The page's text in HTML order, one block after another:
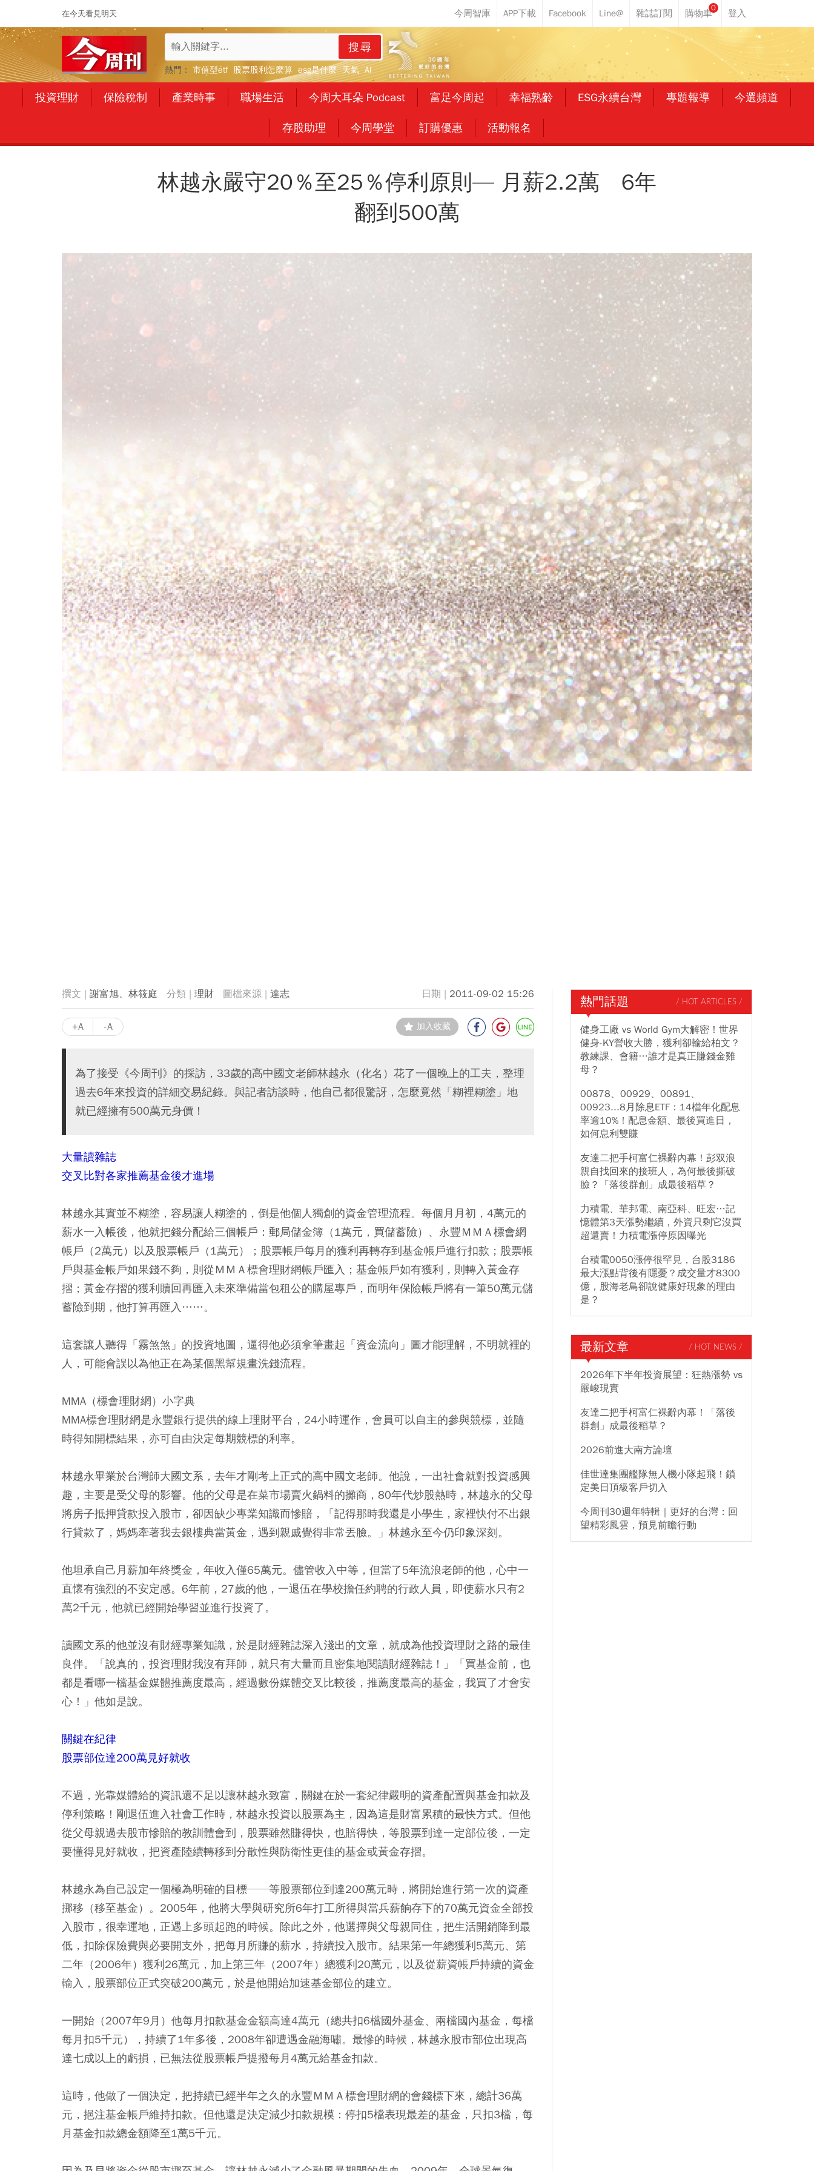
在今天看見明天
0
搜尋
熱門： 市值型etf 股票股利怎麼算 esg是什麼 天氣 AI
投資理財 保險稅制 產業時事 職場生活 今周大耳朵 Podcast 富足今周起 幸福熟齡 ESG永續台灣 專題報導 今選頻道
存股助理 今周學堂 訂購優惠 活動報名
林越永嚴守20％至25％停利原則— 月薪2.2萬 6年
翻到500萬
謝富旭、林筱庭 理財 達志 2011-09-02 15:26
+A -A 加入收藏
為了接受《今周刊》的採訪，33歲的高中國文老師林越永（化名）花了一個晚上的工夫，整理
過去6年來投資的詳細交易紀錄。與記者訪談時，他自己都很驚訝，怎麼竟然「糊裡糊塗」地
就已經擁有500萬元身價！
大量讀雜誌
交叉比對各家推薦基金後才進場
林越永其實並不糊塗，容易讓人糊塗的，倒是他個人獨創的資金管理流程。每個月月初，4萬元的
薪水一入帳後，他就把錢分配給三個帳戶：郵局儲金簿（1萬元，買儲蓄險）、永豐ＭＭＡ標會網
帳戶（2萬元）以及股票帳戶（1萬元）；股票帳戶每月的獲利再轉存到基金帳戶進行扣款；股票帳
戶與基金帳戶如果錢不夠，則從ＭＭＡ標會理財網帳戶匯入；基金帳戶如有獲利，則轉入黃金存
摺；黃金存摺的獲利贖回再匯入未來準備當包租公的購屋專戶，而明年保險帳戶將有一筆50萬元儲
蓄險到期，他打算再匯入……。
這套讓人聽得「霧煞煞」的投資地圖，逼得他必須拿筆畫起「資金流向」圖才能理解，不明就裡的
人，可能會誤以為他正在為某個黑幫規畫洗錢流程。
MMA（標會理財網）小字典
MMA標會理財網是永豐銀行提供的線上理財平台，24小時運作，會員可以自主的參與競標，並隨
時得知開標結果，亦可自由決定每期競標的利率。
林越永畢業於台灣師大國文系，去年才剛考上正式的高中國文老師。他說，一出社會就對投資感興
趣，主要是受父母的影響。他的父母是在菜市場賣火鍋料的攤商，80年代炒股熱時，林越永的父母
將房子抵押貸款投入股市，卻因缺少專業知識而慘賠，「記得那時我還是小學生，家裡快付不出銀
行貸款了，媽媽牽著我去銀樓典當黃金，遇到親戚覺得非常丟臉。」林越永至今仍印象深刻。
他坦承自己月薪加年終獎金，年收入僅65萬元。儘管收入中等，但當了5年流浪老師的他，心中一
直懷有強烈的不安定感。6年前，27歲的他，一退伍在學校擔任約聘的行政人員，即使薪水只有2
萬2千元，他就已經開始學習並進行投資了。
讀國文系的他並沒有財經專業知識，於是財經雜誌深入淺出的文章，就成為他投資理財之路的最佳
良伴。「說真的，投資理財我沒有拜師，就只有大量而且密集地閱讀財經雜誌！」「買基金前，也
都是看哪一檔基金媒體推薦度最高，經過數份媒體交叉比較後，推薦度最高的基金，我買了才會安
心！」他如是說。
關鍵在紀律
股票部位達200萬見好就收
不過，光靠媒體給的資訊還不足以讓林越永致富，關鍵在於一套紀律嚴明的資產配置與基金扣款及
停利策略！剛退伍進入社會工作時，林越永投資以股票為主，因為這是財富累積的最快方式。但他
從父母親過去股市慘賠的教訓體會到，股票雖然賺得快，也賠得快，等股票到達一定部位後，一定
要懂得見好就收，把資產陸續轉移到分散性與防衛性更佳的基金或黃金存摺。
林越永為自己設定一個極為明確的目標──等股票部位到達200萬元時，將開始進行第一次的資產
挪移（移至基金）。2005年，他將大學與研究所6年打工所得與當兵薪餉存下的70萬元資金全部投
入股市，很幸運地，正遇上多頭起跑的時候。除此之外，他選擇與父母親同住，把生活開銷降到最
低，扣除保險費與必要開支外，把每月所賺的薪水，持續投入股市。結果第一年總獲利5萬元、第
二年（2006年）獲利26萬元，加上第三年（2007年）總獲利20萬元，以及從薪資帳戶持續的資金
輸入，股票部位正式突破200萬元，於是他開始加速基金部位的建立。
一開始（2007年9月）他每月扣款基金金額高達4萬元（總共扣6檔國外基金、兩檔國內基金，每檔
每月扣5千元），持續了1年多後，2008年卻遭遇金融海嘯。最慘的時候，林越永股市部位出現高
達七成以上的虧損，已無法從股票帳戶提撥每月4萬元給基金扣款。
這時，他做了一個決定，把持續已經半年之久的永豐ＭＭＡ標會理財網的會錢標下來，總計36萬
元，挹注基金帳戶維持扣款。但他還是決定減少扣款規模：停扣5檔表現最差的基金，只扣3檔，每
月基金扣款總金額降至1萬5千元。
熱門話題 / HOT ARTICLES /
健身工廠 vs World Gym大解密！世界
健身-KY營收大勝，獲利卻輸給柏文？
教練課、會籍…誰才是真正賺錢金雞
母？
00878、00929、00891、
00923...8月除息ETF：14檔年化配息
率逾10%！配息金額、最後買進日，
如何息利雙賺
友達二把手柯富仁裸辭內幕！彭双浪
親自找回來的接班人，為何最後撕破
臉？「落後群創」成最後稻草？
力積電、華邦電、南亞科、旺宏…記
憶體第3天漲勢繼續，外資只剩它沒買
超還賣！力積電漲停原因曝光
台積電0050漲停很罕見，台股3186
最大漲點背後有隱憂？成交量才8300
億，股海老鳥卻說健康好現象的理由
是？
最新文章 / HOT NEWS /
2026年下半年投資展望：狂熱漲勢 vs
嚴峻現實
友達二把手柯富仁裸辭內幕！「落後
群創」成最後稻草？
2026前進大南方論壇
佳世達集團艦隊無人機小隊起飛！鎖
定美日頂級客戶切入
今周刊30週年特輯｜更好的台灣：回
望精彩風雲，預見前瞻行動